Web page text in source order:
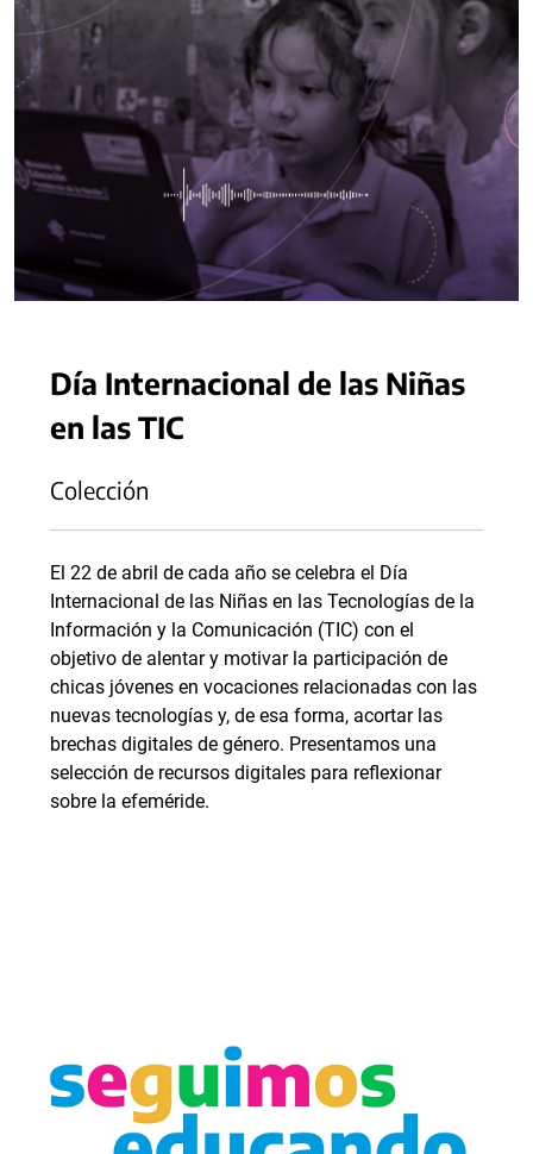
Día Internacional de las Niñas
en las TIC
Colección
El 22 de abril de cada año se celebra el Día
Internacional de las Niñas en las Tecnologías de la
Información y la Comunicación (TIC) con el
objetivo de alentar y motivar la participación de
chicas jóvenes en vocaciones relacionadas con las
nuevas tecnologías y, de esa forma, acortar las
brechas digitales de género. Presentamos una
selección de recursos digitales para reflexionar
sobre la efeméride.